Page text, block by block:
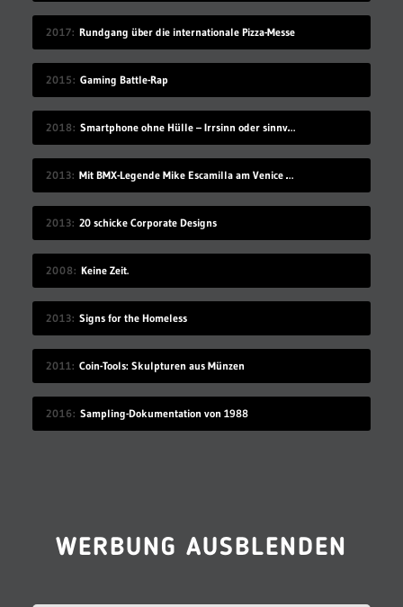
2017 Rundgang über die internationale Pizza-Messe
2015 Gaming Battle-Rap
2018 Smartphone ohne Hülle – Irrsinn oder sinnvoll?
2013 Mit BMX-Legende Mike Escamilla am Venice Beach
2013 20 schicke Corporate Designs
2008 Keine Zeit.
2013 Signs for the Homeless
2011 Coin-Tools: Skulpturen aus Münzen
2016 Sampling-Dokumentation von 1988
WERBUNG AUSBLENDEN